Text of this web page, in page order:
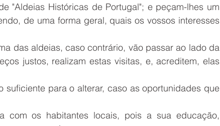
"Aldeias Históricas de Portugal"; e peçam-lhes um
de uma forma geral, quais os vossos interesses
das aldeias, caso contrário, vão passar ao lado da
justos, realizam estas visitas, e, acreditem, elas
suficiente para o alterar, caso as oportunidades que
com os habitantes locais, pois a sua educação,